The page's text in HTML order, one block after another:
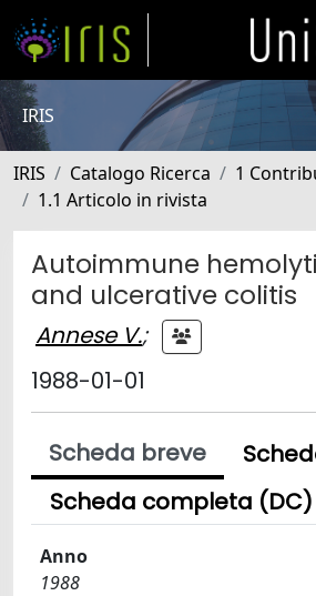
IRIS
IRIS Catalogo Ricerca
1
1.1 Articolo in rivista
Autoimmune
and ulcerative colitis
Annese V.;
1988-01-01
Scheda breve
Scheda completa (DC)
Anno
1988